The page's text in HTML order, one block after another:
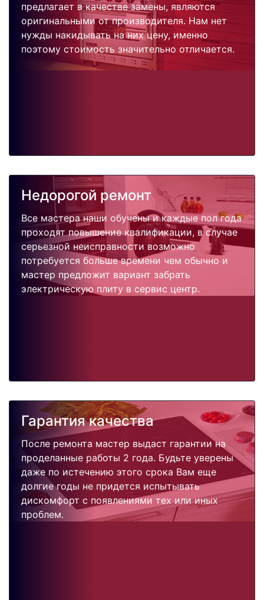
предлагает в качестве замены, являются
оригинальными от производителя. Нам нет
нужды накидывать на них цену, именно
поэтому стоимость значительно отличается.
Недорогой ремонт
Все мастера наши обучены и каждые пол года
проходят повышение квалификации, в случае
серьезной неисправности возможно
потребуется больше времени чем обычно и
мастер предложит вариант забрать
электрическую плиту в сервис центр.
Гарантия качества
После ремонта мастер выдаст гарантии на
проделанные работы 2 года. Будьте уверены
даже по истечению этого срока Вам еще
долгие годы не придется испытывать
дискомфорт с появлениями тех или иных
проблем.